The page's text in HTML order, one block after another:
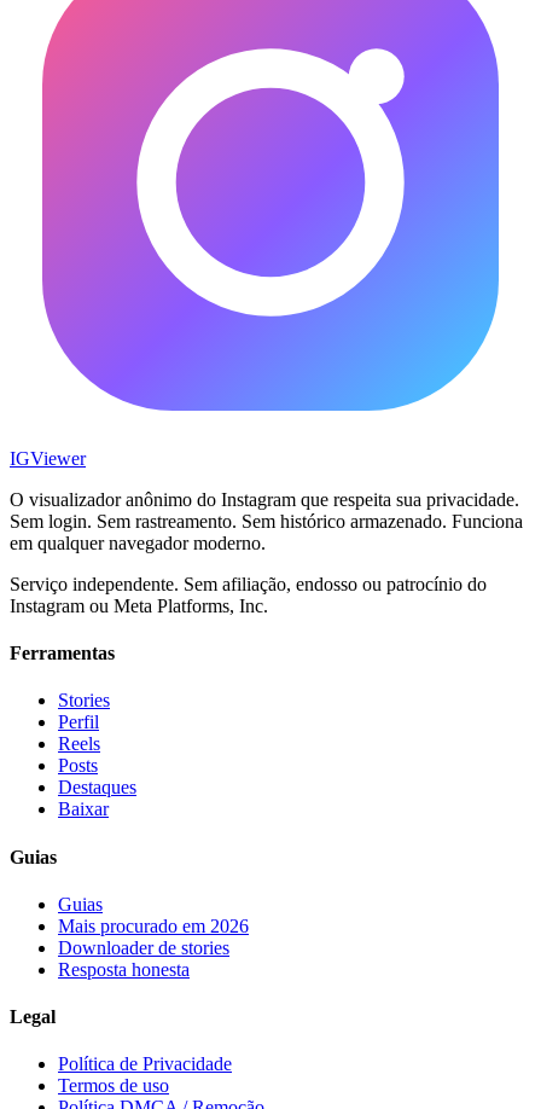
IGViewer
O visualizador anônimo do Instagram que respeita sua privacidade.
Sem login. Sem rastreamento. Sem histórico armazenado. Funciona
em qualquer navegador moderno.
Serviço independente. Sem afiliação, endosso ou patrocínio do
Instagram ou Meta Platforms, Inc.
Ferramentas
Stories
Perfil
Reels
Posts
Destaques
Baixar
Guias
Guias
Mais procurado em 2026
Downloader de stories
Resposta honesta
Legal
Política de Privacidade
Termos de uso